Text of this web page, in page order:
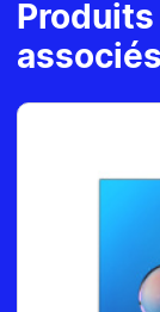
Produits
associés